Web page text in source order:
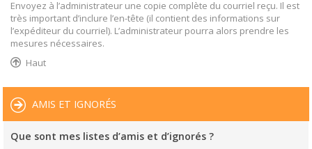
Envoyez à l’administrateur une copie complète du courriel reçu. Il est
très important d’inclure l’en-tête (il contient des informations sur
l’expéditeur du courriel). L’administrateur pourra alors prendre les
mesures nécessaires.
Haut
AMIS ET IGNORÉS
Que sont mes listes d’amis et d’ignorés ?